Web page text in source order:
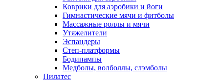
Коврики для аэробики и йоги
Гимнастические мячи и фитболы
Массажные роллы и мячи
Утяжелители
Эспандеры
Степ-платформы
Бодипампы
Медболы, волболлы, слэмболы
Пилатес